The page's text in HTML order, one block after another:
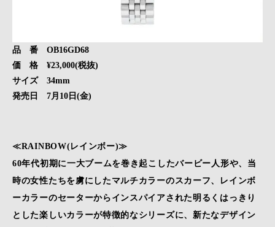
品 番 OB16GD68
価 格 ¥23,000(税抜)
サイズ 34mm
発売日 7月10日(金)
≪RAINBOW(レインボー)≫
60年代初期に一大ブームを巻き起こしたバービー人形や、当
時の女性たちを虜にしたマルチカラーのスカーフ、レインボ
ーカラーのセーターからインスパイアされた明るくはっきり
とした楽しいカラーが特徴的なシリーズに、新たなデザイン